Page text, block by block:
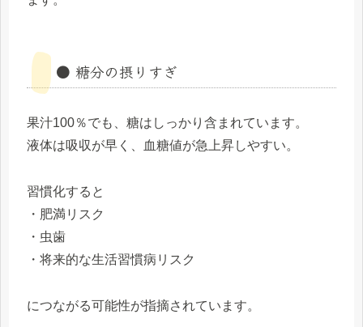
● 糖分の摂りすぎ
果汁100％でも、糖はしっかり含まれています。
液体は吸収が早く、血糖値が急上昇しやすい。
習慣化すると
・肥満リスク
・虫歯
・将来的な生活習慣病リスク
につながる可能性が指摘されています。